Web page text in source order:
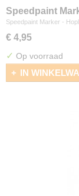
Speedpaint
Speedpaint Marker -
€ 4,95
✓ Op voorraad
IN